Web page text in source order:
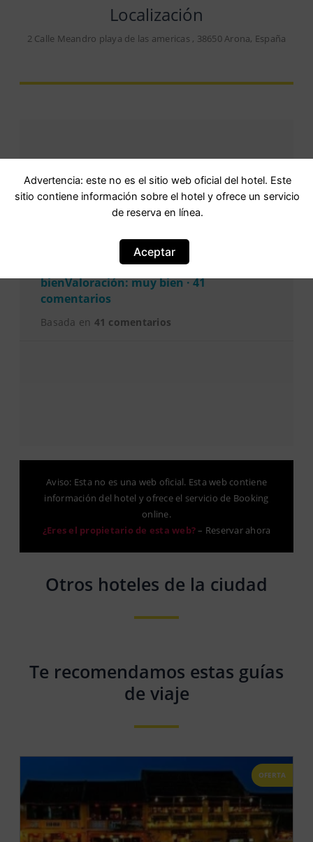
Localización
2 Calle Meandro playa de las americas , 38650 Arona, España
Opiniones
8,0Puntuación: 8 Muy
bienValoración: muy bien · 41
comentarios
Basada en 41 comentarios
Aviso: Esta no es una web oficial. Esta web contiene
información del hotel y ofrece el servicio de Booking
online.
¿Eres el propietario de esta web?– Reservar ahora
Otros hoteles de la ciudad
Te recomendamos estas guías
de viaje
OFERTA
Advertencia: este no es el sitio web oficial del hotel. Este
sitio contiene información sobre el hotel y ofrece un servicio
de reserva en línea.
Aceptar